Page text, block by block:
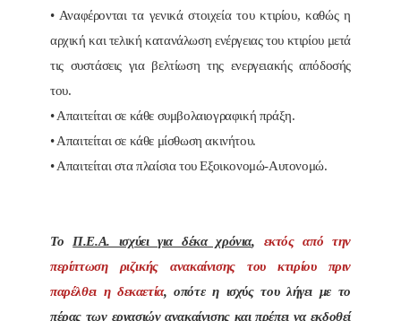
• Αναφέρονται τα γενικά στοιχεία του κτιρίου, καθώς η
αρχική και τελική κατανάλωση ενέργειας του κτιρίου μετά
τις συστάσεις για βελτίωση της ενεργειακής απόδοσής
του.
• Απαιτείται σε κάθε συμβολαιογραφική πράξη.
• Απαιτείται σε κάθε μίσθωση ακινήτου.
• Απαιτείται στα πλαίσια του Εξοικονομώ-Αυτονομώ.
ΤοΠ.Ε.Α. ισχύει για δέκα χρόνια, εκτός από την
περίπτωση ριζικής ανακαίνισης του κτιρίου πριν
παρέλθει η δεκαετία, οπότε η ισχύς του λήγει με το
πέρας των εργασιών ανακαίνισης και πρέπει να εκδοθεί